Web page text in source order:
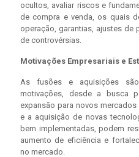
ocultos, avaliar riscos e
de compra e venda, os quais
operação, garantias, ajustes de
de controvérsias.
Motivações Empresariais e
As fusões e aquisições
motivações, desde a busca
expansão para novos
e a aquisição de novas
bem implementadas, podem
aumento de eficiência e
no mercado.